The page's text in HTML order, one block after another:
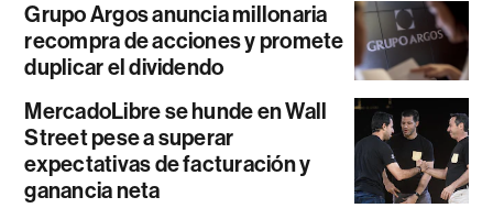
Grupo Argos anuncia millonaria
recompra de acciones y promete
duplicar el dividendo
MercadoLibre se hunde en Wall
Street pese a superar
expectativas de facturación y
ganancia neta